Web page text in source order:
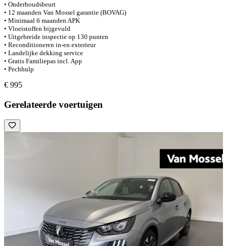
• Onderhoudsbeurt
• 12 maanden Van Mossel garantie (BOVAG)
• Minimaal 6 maanden APK
• Vloeistoffen bijgevuld
• Uitgebreide inspectie op 130 punten
• Reconditioneren in-en exterieur
• Landelijke dekking service
• Gratis Familiepas incl. App
• Pechhulp
€ 995
Gerelateerde voertuigen